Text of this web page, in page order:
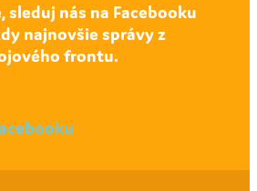
sleduj nás na Facebooku
najnovšie správy z
frontu.